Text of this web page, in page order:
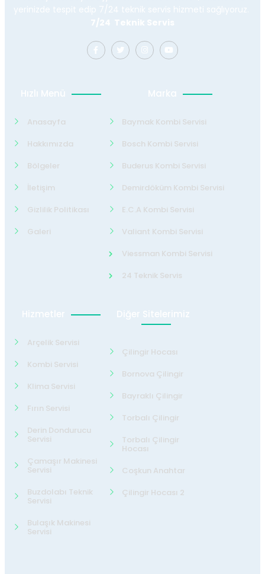
yerinizde tespit edip 7/24 teknik servis hizmeti sağlıyoruz.
7/24 Teknik Servis
Hızlı Menü
Anasayfa
Hakkımızda
Bölgeler
İletişim
Gizlilik Politikası
Galeri
Marka
Baymak Kombi Servisi
Bosch Kombi Servisi
Buderus Kombi Servisi
Demirdöküm Kombi Servisi
E.C.A Kombi Servisi
Valiant Kombi Servisi
Viessman Kombi Servisi
24 Teknik Servis
Hizmetler
Arçelik Servisi
Kombi Servisi
Klima Servisi
Fırın Servisi
Derin Dondurucu
Servisi
Çamaşır Makinesi
Servisi
Buzdolabı Teknik
Servisi
Bulaşık Makinesi
Servisi
Diğer Sitelerimiz
Çilingir Hocası
Bornova Çilingir
Bayraklı Çilingir
Torbalı Çilingir
Torbalı Çilingir
Hocası
Coşkun Anahtar
Çilingir Hocası 2